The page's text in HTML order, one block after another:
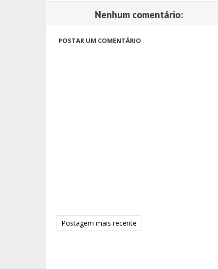
Nenhum comentário:
POSTAR UM COMENTÁRIO
Postagem mais recente